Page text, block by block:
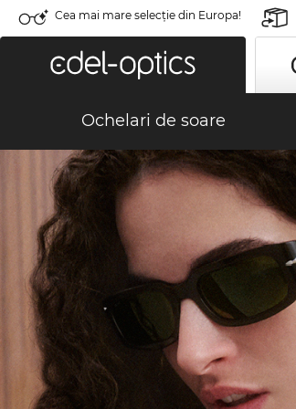
Cea mai mare selecție din Europa!
Ochelari de soare